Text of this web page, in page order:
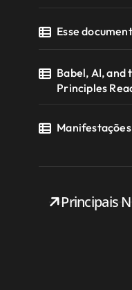
Esse
Babel, AI, and
Principles
Principais